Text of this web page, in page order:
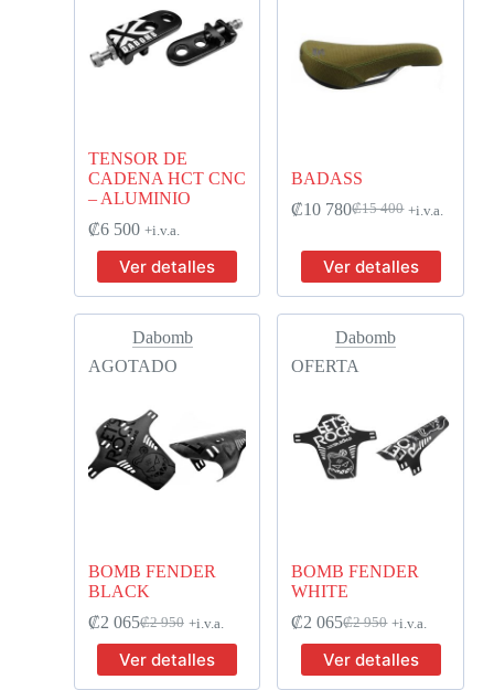
TENSOR DE
CADENA HCT CNC
– ALUMINIO
₡6 500 +i.v.a.
Ver detalles
BADASS
₡15 400
₡10 780 +i.v.a.
Ver detalles
Dabomb
AGOTADO
BOMB FENDER
BLACK
₡2 950
₡2 065 +i.v.a.
Ver detalles
Dabomb
OFERTA
BOMB FENDER
WHITE
₡2 950
₡2 065 +i.v.a.
Ver detalles